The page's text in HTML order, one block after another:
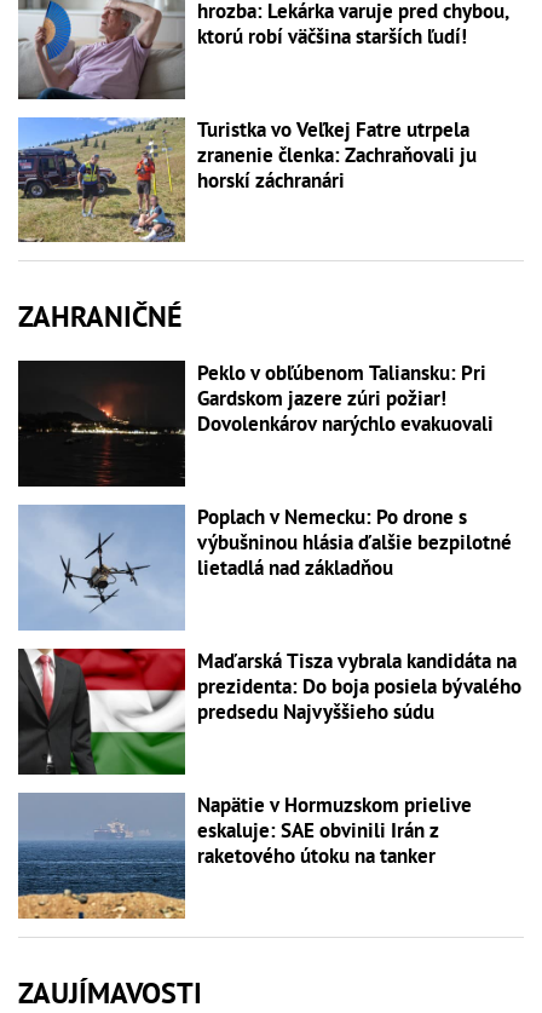
hrozba: Lekárka varuje pred chybou,
ktorú robí väčšina starších ľudí!
Turistka vo Veľkej Fatre utrpela
zranenie členka: Zachraňovali ju
horskí záchranári
ZAHRANIČNÉ
Peklo v obľúbenom Taliansku: Pri
Gardskom jazere zúri požiar!
Dovolenkárov narýchlo evakuovali
Poplach v Nemecku: Po drone s
výbušninou hlásia ďalšie bezpilotné
lietadlá nad základňou
Maďarská Tisza vybrala kandidáta na
prezidenta: Do boja posiela bývalého
predsedu Najvyššieho súdu
Napätie v Hormuzskom prielive
eskaluje: SAE obvinili Irán z
raketového útoku na tanker
ZAUJÍMAVOSTI